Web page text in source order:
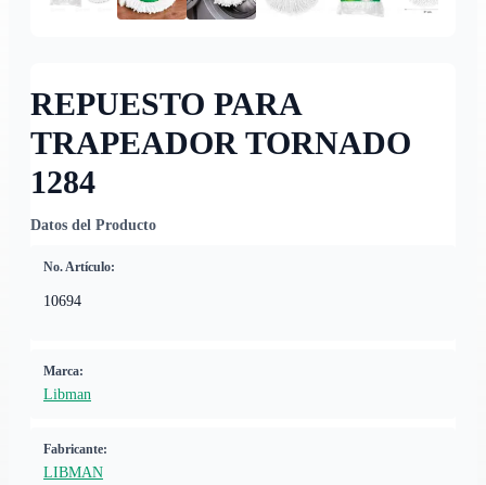
REPUESTO PARA
TRAPEADOR TORNADO
1284
Datos del Producto
No. Artículo:
10694
Marca:
Libman
Fabricante:
LIBMAN